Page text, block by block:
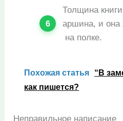
Толщина
аршина, и она
на полке.
Похожая статья
“В
как пишется?
Неправильное написание